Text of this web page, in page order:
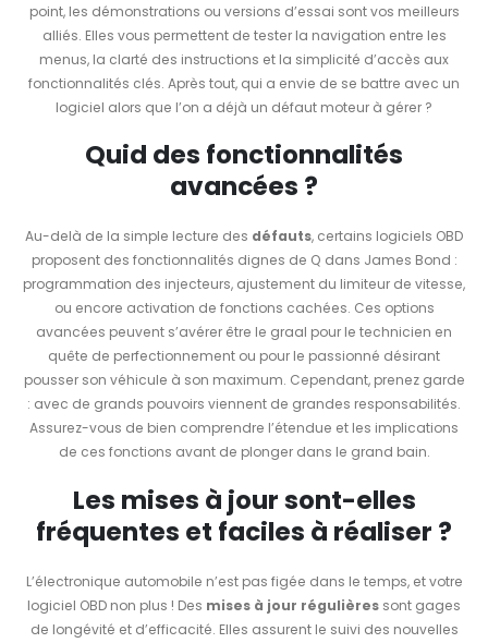
point, les démonstrations ou versions d’essai sont vos meilleurs
alliés. Elles vous permettent de tester la navigation entre les
menus, la clarté des instructions et la simplicité d’accès aux
fonctionnalités clés. Après tout, qui a envie de se battre avec un
logiciel alors que l’on a déjà un défaut moteur à gérer ?
Quid des fonctionnalités
avancées ?
Au-delà de la simple lecture des défauts, certains logiciels OBD
proposent des fonctionnalités dignes de Q dans James Bond :
programmation des injecteurs, ajustement du limiteur de vitesse,
ou encore activation de fonctions cachées. Ces options
avancées peuvent s’avérer être le graal pour le technicien en
quête de perfectionnement ou pour le passionné désirant
pousser son véhicule à son maximum. Cependant, prenez garde
: avec de grands pouvoirs viennent de grandes responsabilités.
Assurez-vous de bien comprendre l’étendue et les implications
de ces fonctions avant de plonger dans le grand bain.
Les mises à jour sont-elles
fréquentes et faciles à réaliser ?
L’électronique automobile n’est pas figée dans le temps, et votre
logiciel OBD non plus ! Des mises à jour régulières sont gages
de longévité et d’efficacité. Elles assurent le suivi des nouvelles